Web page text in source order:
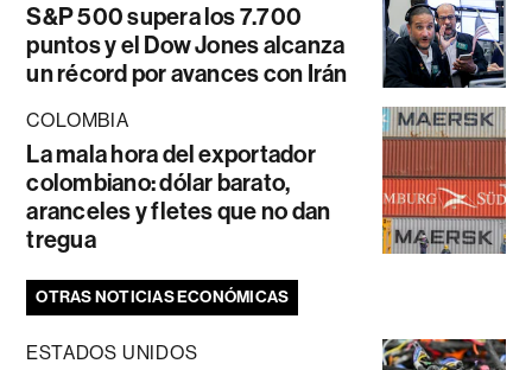
S&P 500 supera los 7.700
puntos y el Dow Jones alcanza
un récord por avances con Irán
COLOMBIA
La mala hora del exportador
colombiano: dólar barato,
aranceles y fletes que no dan
tregua
OTRAS NOTICIAS ECONÓMICAS
ESTADOS UNIDOS